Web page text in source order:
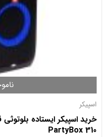
اسپیکر
خرید اسپیکر ایستاده
PartyBox 310